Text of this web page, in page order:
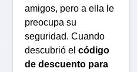
amigos, pero a ella le
preocupa su
seguridad. Cuando
descubrió el código
de descuento para